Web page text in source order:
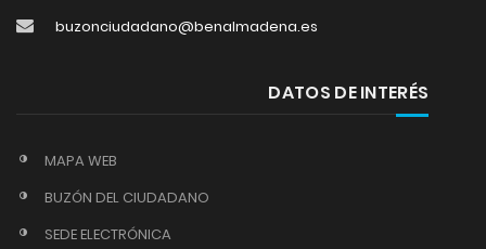
buzonciudadano@benalmadena.es
DATOS DE INTERÉS
MAPA WEB
BUZÓN DEL CIUDADANO
SEDE ELECTRÓNICA